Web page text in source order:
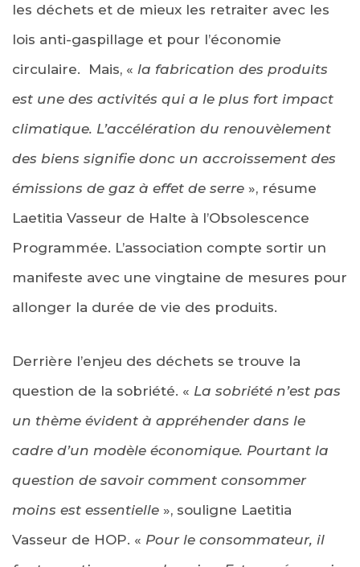
les déchets et de mieux les retraiter avec les
lois anti-gaspillage et pour l’économie
circulaire. Mais, « la fabrication des produits
est une des activités qui a le plus fort impact
climatique. L’accélération du renouvèlement
des biens signifie donc un accroissement des
émissions de gaz à effet de serre », résume
Laetitia Vasseur de Halte à l’Obsolescence
Programmée. L’association compte sortir un
manifeste avec une vingtaine de mesures pour
allonger la durée de vie des produits.
Derrière l’enjeu des déchets se trouve la
question de la sobriété. « La sobriété n’est pas
un thème évident à appréhender dans le
cadre d’un modèle économique. Pourtant la
question de savoir comment consommer
moins est essentielle », souligne Laetitia
Vasseur de HOP. « Pour le consommateur, il